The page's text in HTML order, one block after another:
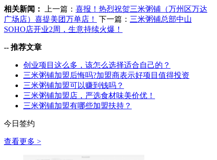
相关新闻： 上一篇： 喜报！热烈祝贺三米粥铺（万州区万达
广场店）喜提美团万单店！
下一篇： 三米粥铺总部中山
SOHO店开业2周，生意持续火爆！
-- 推荐文章
创业项目这么多，该怎么选择适合自己的？
三米粥铺加盟后悔吗?加盟商表示好项目值得投资
三米粥铺加盟可以赚到钱吗？
三米粥铺加盟店，严选食材味美价优！
三米粥铺加盟有哪些加盟扶持？
今日签约
查看更多 >